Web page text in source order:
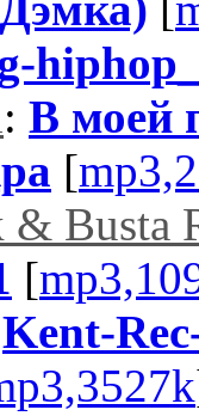
: В моей
[
Busta
[
Kent-